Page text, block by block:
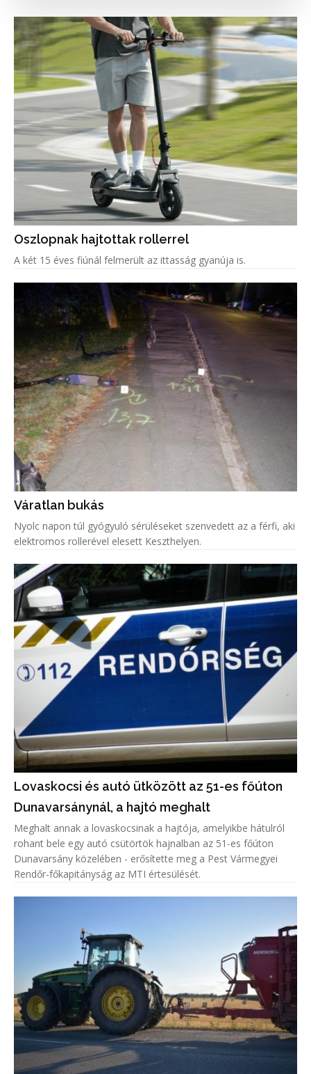
Oszlopnak hajtottak rollerrel
A két 15 éves fiúnál felmerült az ittasság gyanúja is.
Váratlan bukás
Nyolc napon túl gyógyuló sérüléseket szenvedett az a férfi, aki
elektromos rollerével elesett Keszthelyen.
Lovaskocsi és autó ütközött az 51-es főúton
Dunavarsánynál, a hajtó meghalt
Meghalt annak a lovaskocsinak a hajtója, amelyikbe hátulról
rohant bele egy autó csütörtök hajnalban az 51-es főúton
Dunavarsány közelében - erősítette meg a Pest Vármegyei
Rendőr-főkapitányság az MTI értesülését.